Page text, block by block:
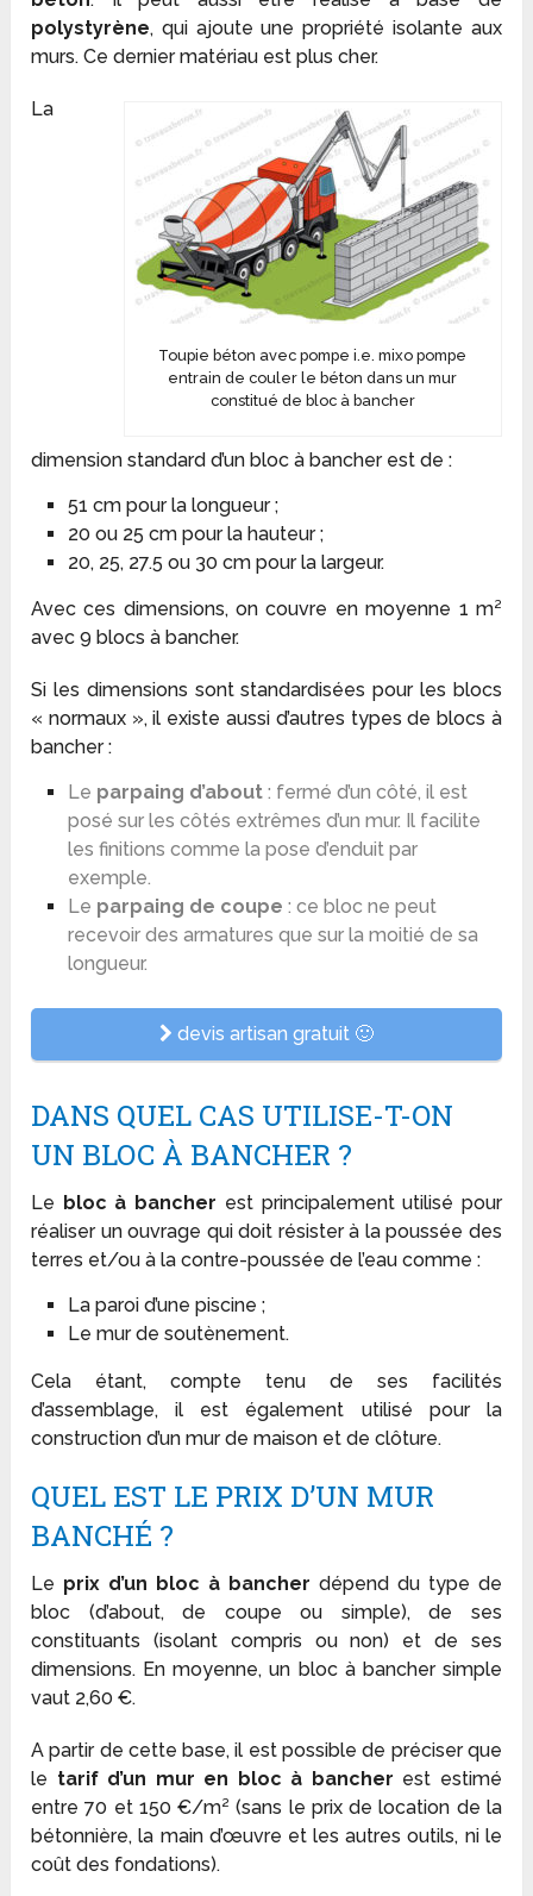
polystyrène, qui ajoute une propriété isolante aux
murs. Ce dernier matériau est plus cher.
Toupie béton avec pompe i.e. mixo pompe
entrain de couler le béton dans un mur
constitué de bloc à bancher
La
dimension standard d’un bloc à bancher est de :
51 cm pour la longueur ;
20 ou 25 cm pour la hauteur ;
20, 25, 27.5 ou 30 cm pour la largeur.
Avec ces dimensions, on couvre en moyenne 1 m²
avec 9 blocs à bancher.
Si les dimensions sont standardisées pour les blocs
« normaux », il existe aussi d’autres types de blocs à
bancher :
Le parpaing d’about: fermé d’un côté, il est
posé sur les côtés extrêmes d’un mur. Il facilite
les finitions comme la pose d’enduit par
exemple.
Le parpaing de coupe : ce bloc ne peut
recevoir des armatures que sur la moitié de sa
longueur.
devis artisan gratuit 🙂
DANS QUEL CAS UTILISE-T-ON
UN BLOC À BANCHER ?
Le bloc à bancher est principalement utilisé pour
réaliser un ouvrage qui doit résister à la poussée des
terres et/ou à la contre-poussée de l’eau comme :
La paroi d’une piscine ;
Le mur de soutènement.
Cela étant, compte tenu de ses facilités
d’assemblage, il est également utilisé pour la
construction d’un mur de maison et de clôture.
QUEL EST LE PRIX D’UN MUR
BANCHÉ ?
Le prix d’un bloc à bancher dépend du type de
bloc (d’about, de coupe ou simple), de ses
constituants (isolant compris ou non) et de ses
dimensions. En moyenne, un bloc à bancher simple
vaut 2,60 €.
A partir de cette base, il est possible de préciser que
le tarif d’un mur en bloc à bancher est estimé
entre 70 et 150 €/m² (sans le prix de location de la
bétonnière, la main d’œuvre et les autres outils, ni le
coût des fondations).